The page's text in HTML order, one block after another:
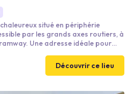
situé en périphérie
par les grands axes routiers, à
Une adresse idéale pour
Découvrir ce lieu